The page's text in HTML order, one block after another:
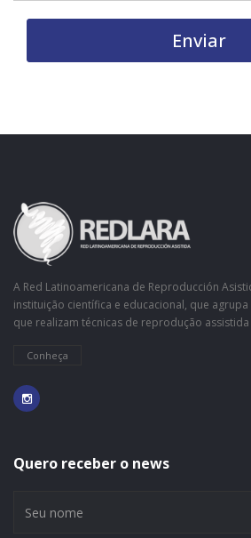
Enviar
A Red Latinoamericana de Reproducción
instituição científica e educacional, que
que realizam técnicas de reprodução assistida
Conheça
Quero receber o news